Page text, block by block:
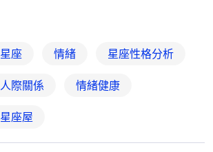
星座 情緒 星座性格分析
人際關係 情緒健康
星座屋